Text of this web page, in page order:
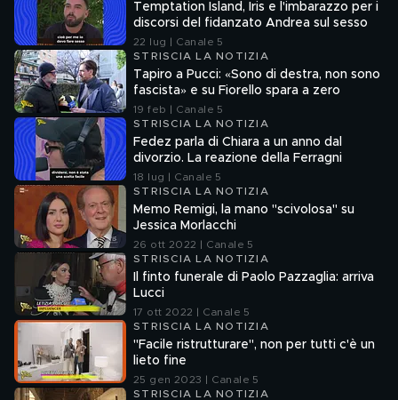
Temptation Island, Iris e l'imbarazzo per i
discorsi del fidanzato Andrea sul sesso
22 lug | Canale 5
STRISCIA LA NOTIZIA
Tapiro a Pucci: «Sono di destra, non sono
fascista» e su Fiorello spara a zero
19 feb | Canale 5
STRISCIA LA NOTIZIA
Fedez parla di Chiara a un anno dal
divorzio. La reazione della Ferragni
18 lug | Canale 5
STRISCIA LA NOTIZIA
Memo Remigi, la mano "scivolosa" su
Jessica Morlacchi
26 ott 2022 | Canale 5
STRISCIA LA NOTIZIA
Il finto funerale di Paolo Pazzaglia: arriva
Lucci
17 ott 2022 | Canale 5
STRISCIA LA NOTIZIA
"Facile ristrutturare", non per tutti c'è un
lieto fine
25 gen 2023 | Canale 5
STRISCIA LA NOTIZIA